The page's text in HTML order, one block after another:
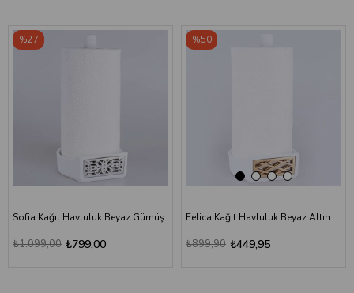
Sofia Kağıt Havluluk Beyaz Gümüş
₺799,00
₺1.099,00
%27
Felica Kağıt Havluluk Beyaz Altın
₺449,95
₺899,90
%50